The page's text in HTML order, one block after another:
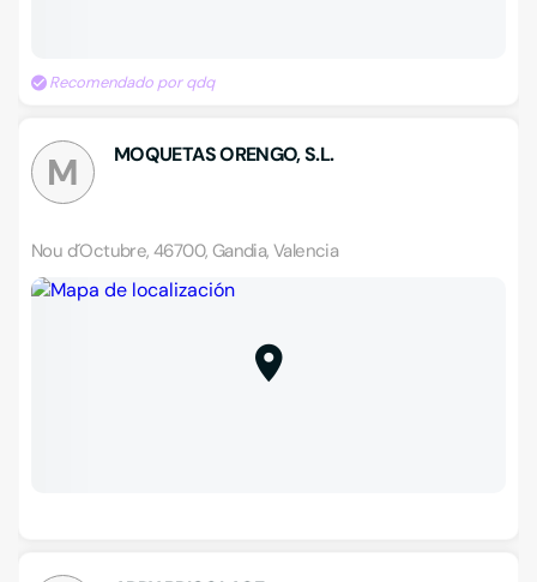
Recomendado por qdq
M MOQUETAS ORENGO, S.L.
Nou d´Octubre, 46700, Gandia, Valencia